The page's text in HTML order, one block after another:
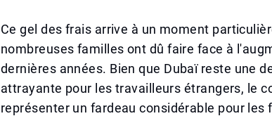
Ce gel des frais arrive à un moment
nombreuses familles ont dû faire face à
dernières années. Bien que Dubaï reste une
attrayante pour les travailleurs étrangers, le
représenter un fardeau considérable pour